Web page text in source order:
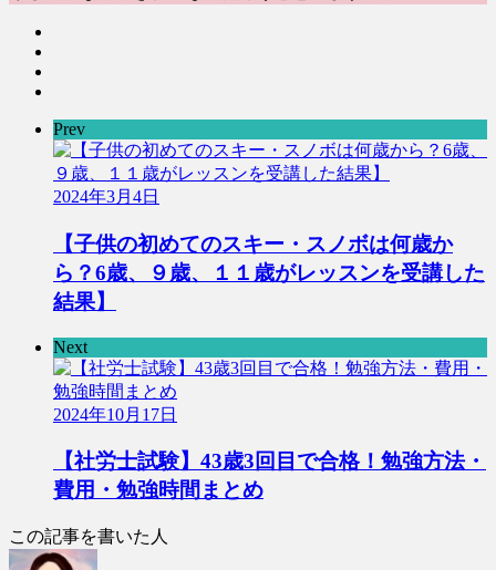
Prev
2024年3月4日
【子供の初めてのスキー・スノボは何歳か
ら？6歳、９歳、１１歳がレッスンを受講した
結果】
Next
2024年10月17日
【社労士試験】43歳3回目で合格！勉強方法・
費用・勉強時間まとめ
この記事を書いた人